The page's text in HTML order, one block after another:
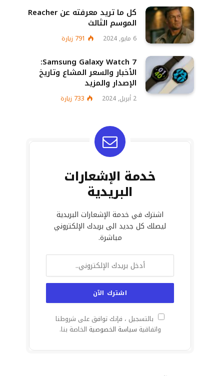
كل ما تريد معرفته عن Reacher
الموسم الثالث
6 مايو, 2024 791 زيارة
Samsung Galaxy Watch 7:
الأخبار والسعر المشاع وتاريخ
الإصدار والمزيد
2 أبريل, 2024 733 زيارة
خدمة الإشعارات
البريدية
اشترك في خدمة الإشعارات البريدية
ليصلك كل جديد الى بريدك الإلكتروني
مباشرة.
بالتسجيل ، فإنك توافق على شروطنا
واتفاقية سياسة الخصوصية الخاصة بنا.